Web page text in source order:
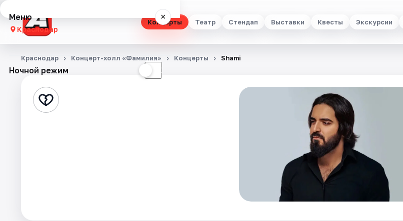
Концерты Театр Стендап Выставки Квесты Экскурсии
Меню ×
Краснодар
Концерты
Стендап
Ночной режим ☾
Краснодар Концерт-холл «Фамилия» Концерты Shami